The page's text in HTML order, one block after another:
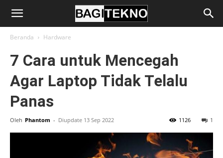
BagiTekno
Beranda Hardware
7 Cara untuk Mencegah
Agar Laptop Tidak Telalu
Panas
Oleh Phantom - Diupdate 13 Sep 2022 1
1126